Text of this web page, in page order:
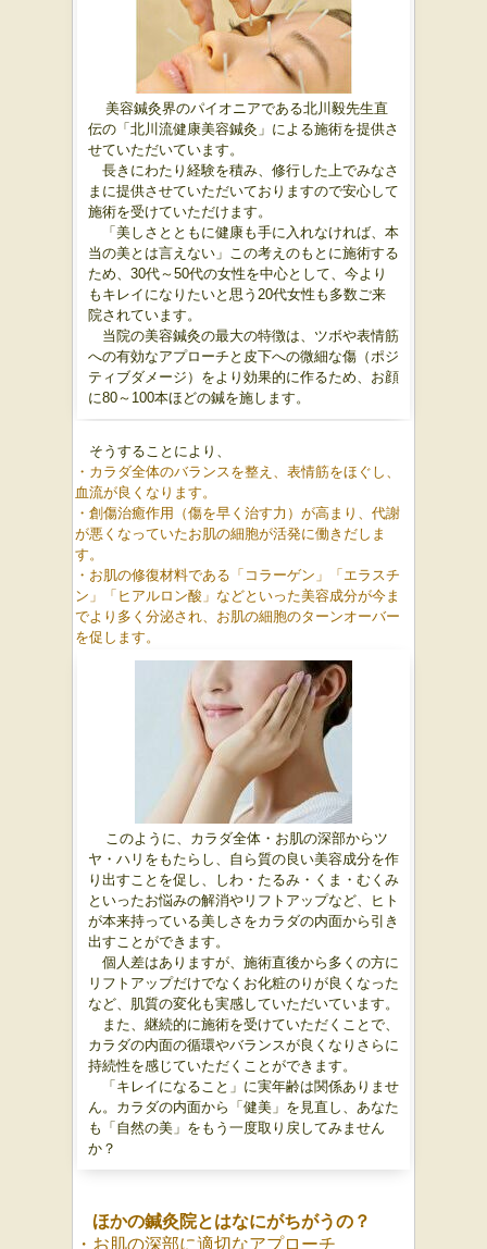
美容鍼灸界のパイオニアである北川毅先生直
伝の「北川流健康美容鍼灸」による施術を提供さ
せていただいています。
長きにわたり経験を積み、修行した上でみなさ
まに提供させていただいておりますので安心して
施術を受けていただけます。
「美しさとともに健康も手に入れなければ、本
当の美とは言えない」この考えのもとに施術する
ため、30代～50代の女性を中心として、今より
もキレイになりたいと思う20代女性も多数ご来
院されています。
当院の美容鍼灸の最大の特徴は、ツボや表情筋
への有効なアプローチと皮下への微細な傷（ポジ
ティブダメージ）をより効果的に作るため、お顔
に80～100本ほどの鍼を施します。
そうすることにより、
・カラダ全体のバランスを整え、表情筋をほぐし、
血流が良くなります。
・創傷治癒作用（傷を早く治す力）が高まり、代謝
が悪くなっていたお肌の細胞が活発に働きだしま
す。
・お肌の修復材料である「コラーゲン」「エラスチ
ン」「ヒアルロン酸」などといった美容成分が今ま
でより多く分泌され、お肌の細胞のターンオーバー
を促します。
このように、カラダ全体・お肌の深部からツ
ヤ・ハリをもたらし、自ら質の良い美容成分を作
り出すことを促し、しわ・たるみ・くま・むくみ
といったお悩みの解消やリフトアップなど、ヒト
が本来持っている美しさをカラダの内面から引き
出すことができます。
個人差はありますが、施術直後から多くの方に
リフトアップだけでなくお化粧のりが良くなった
など、肌質の変化も実感していただいています。
また、継続的に施術を受けていただくことで、
カラダの内面の循環やバランスが良くなりさらに
持続性を感じていただくことができます。
「キレイになること」に実年齢は関係ありませ
ん。カラダの内面から「健美」を見直し、あなた
も「自然の美」をもう一度取り戻してみません
か？
ほかの鍼灸院とはなにがちがうの？
・お肌の深部に適切なアプローチ